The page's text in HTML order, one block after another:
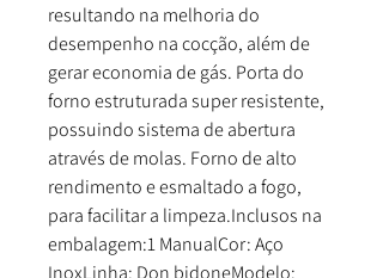
resultando na melhoria do
desempenho na cocção, além de
gerar economia de gás. Porta do
forno estruturada super resistente,
possuindo sistema de abertura
através de molas. Forno de alto
rendimento e esmaltado a fogo,
para facilitar a limpeza.Inclusos na
embalagem:1 ManualCor: Aço
InoxLinha: Don bidoneModelo: